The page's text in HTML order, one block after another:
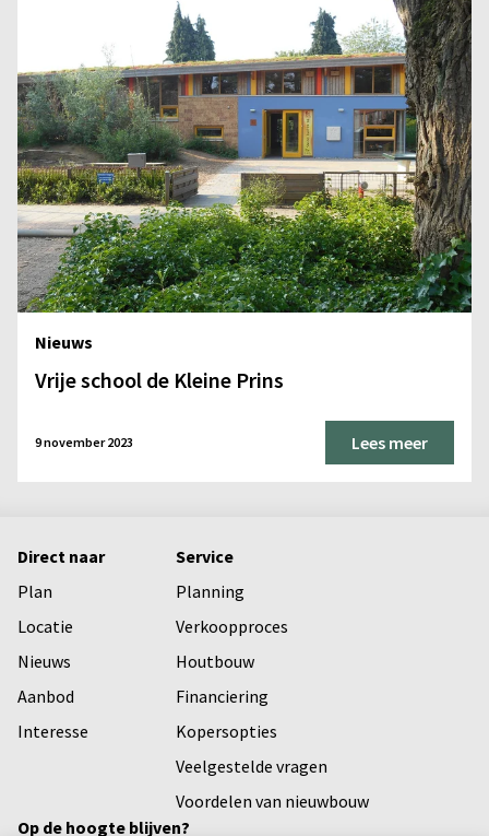
Nieuws
Vrije school de Kleine Prins
9 november 2023 Lees meer
Direct naar
Plan
Locatie
Nieuws
Aanbod
Interesse
Service
Planning
Verkoopproces
Houtbouw
Financiering
Kopersopties
Veelgestelde vragen
Voordelen van nieuwbouw
Op de hoogte blijven?